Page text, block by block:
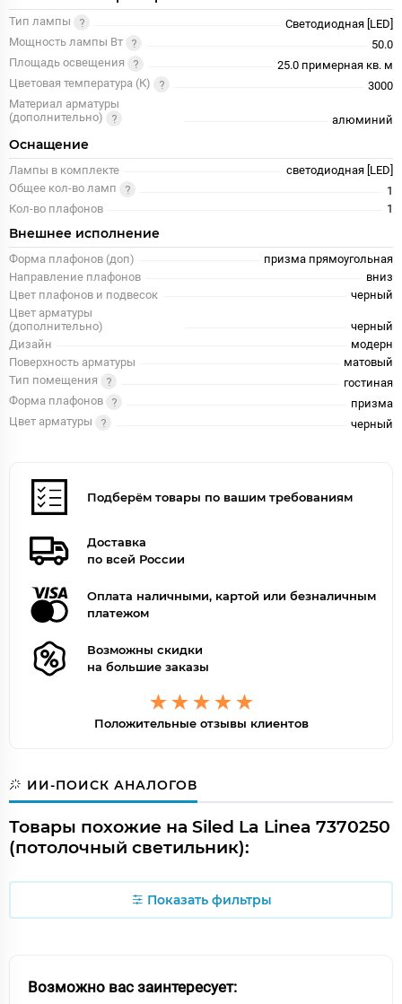
Тип лампы
Светодиодная [LED]
Мощность лампы Вт
50.0
Площадь освещения
25.0 примерная кв. м
Цветовая температура (К)
3000
Материал арматуры
(дополнительно)
алюминий
Оснащение
Лампы в комплекте
светодиодная [LED]
Общее кол-во ламп
1
Кол-во плафонов
1
Внешнее исполнение
Форма плафонов (доп)
призма прямоугольная
Направление плафонов
вниз
Цвет плафонов и подвесок
черный
Цвет арматуры
(дополнительно)
черный
Дизайн
модерн
Поверхность арматуры
матовый
Тип помещения
гостиная
Форма плафонов
призма
Цвет арматуры
черный
Подберём товары по вашим требованиям
Доставка
по всей России
Оплата наличными, картой или безналичным
платежом
Возможны скидки
на большие заказы
Положительные отзывы клиентов
ИИ-ПОИСК АНАЛОГОВ
Товары похожие на Siled La Linea 7370250
(потолочный светильник):
Показать фильтры
Возможно вас заинтересует: